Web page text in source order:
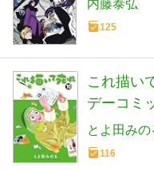
内藤泰弘
125
これ描い
デーコミ
とよ田みの
116